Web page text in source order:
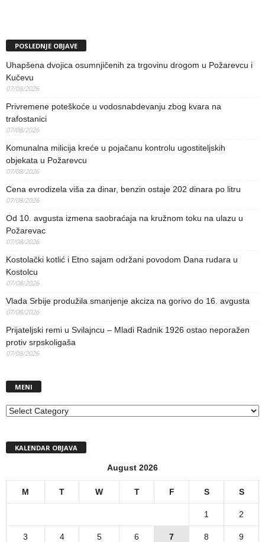
POSLEDNJE OBJAVE
Uhapšena dvojica osumnjičenih za trgovinu drogom u Požarevcu i
Kučevu
07/08/2026
Privremene poteškoće u vodosnabdevanju zbog kvara na
trafostanici
07/08/2026
Komunalna milicija kreće u pojačanu kontrolu ugostiteljskih
objekata u Požarevcu
07/08/2026
Cena evrodizela viša za dinar, benzin ostaje 202 dinara po litru
07/08/2026
Od 10. avgusta izmena saobraćaja na kružnom toku na ulazu u
Požarevac
07/08/2026
Kostolački kotlić i Etno sajam održani povodom Dana rudara u
Kostolcu
07/08/2026
Vlada Srbije produžila smanjenje akciza na gorivo do 16. avgusta
07/08/2026
Prijateljski remi u Svilajncu – Mladi Radnik 1926 ostao neporažen
protiv srpskoligaša
07/08/2026
MENI
MENI
KALENDAR OBJAVA
August 2026
M T W T F S S
1 2
3 4 5 6 7 8 9